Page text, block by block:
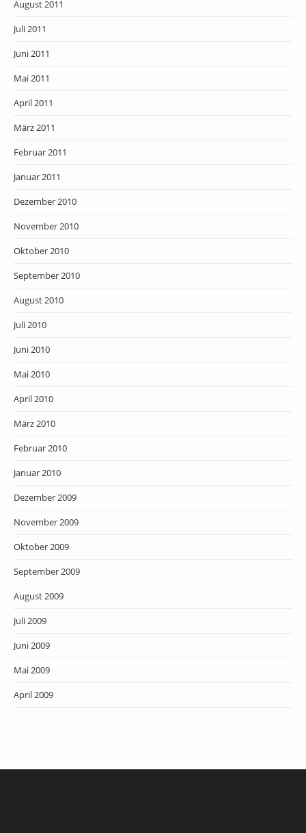
August 2011
Juli 2011
Juni 2011
Mai 2011
April 2011
März 2011
Februar 2011
Januar 2011
Dezember 2010
November 2010
Oktober 2010
September 2010
August 2010
Juli 2010
Juni 2010
Mai 2010
April 2010
März 2010
Februar 2010
Januar 2010
Dezember 2009
November 2009
Oktober 2009
September 2009
August 2009
Juli 2009
Juni 2009
Mai 2009
April 2009